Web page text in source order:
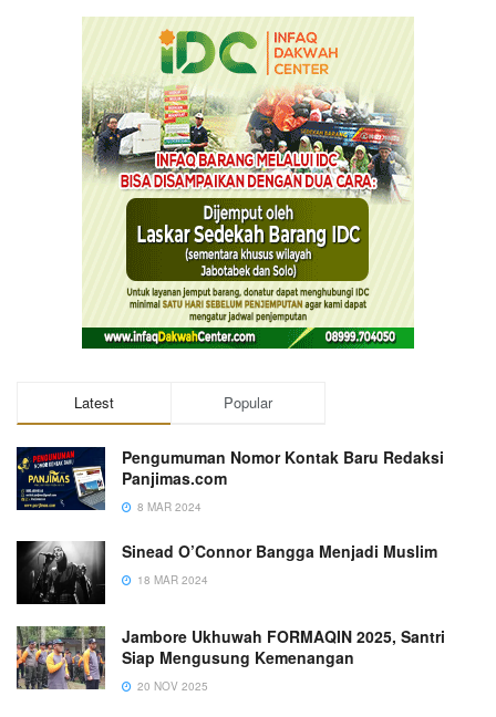
Latest Popular
Pengumuman Nomor Kontak Baru Redaksi
Panjimas.com
8 MAR 2024
Sinead O’Connor Bangga Menjadi Muslim
18 MAR 2024
Jambore Ukhuwah FORMAQIN 2025, Santri
Siap Mengusung Kemenangan
20 NOV 2025